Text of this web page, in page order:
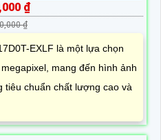
₫
₫
EXLF là một lựa chọn
mang đến hình ảnh
tiêu chuẩn chất lượng cao và